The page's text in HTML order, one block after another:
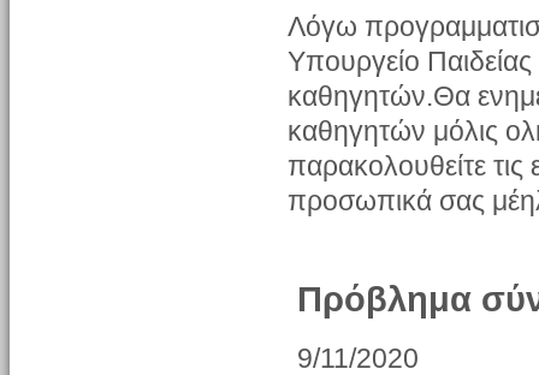
Λόγω
Υπουργείο
καθηγητών.Θα
καθηγητών μόλις
παρακολουθείτε τις
προσωπικά σας
Πρόβλημα
9/11/2020